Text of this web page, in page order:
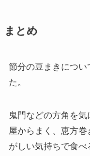
まとめ
節分の豆まきについ
た。
鬼門などの方角を
屋からまく、 恵方巻
がしい気持ちで食べ